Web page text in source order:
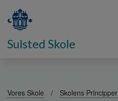
Sulsted Skole
Vores Skole Skolens Principper